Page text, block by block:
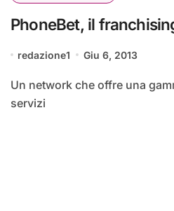
PhoneBet, il
redazione1 Giu 6, 2013
Un network che offre una gamma molto diversificata di
servizi